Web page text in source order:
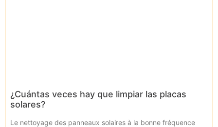
¿Cuántas veces hay que limpiar las placas
solares?
Le nettoyage des panneaux solaires à la bonne fréquence